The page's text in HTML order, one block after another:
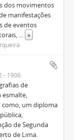
dos movimentos
manifestações
de eventos
... »
- 1906
de
esmalte,
como, um diploma
de Segunda
de Lima.